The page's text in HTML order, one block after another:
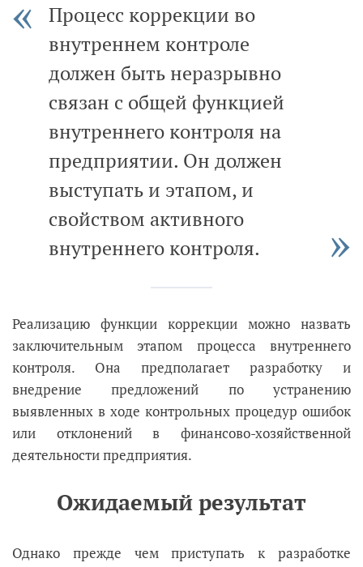
Процесс коррекции во
внутреннем контроле
должен быть неразрывно
связан с общей функцией
внутреннего контроля на
предприятии. Он должен
выступать и этапом, и
свойством активного
внутреннего контроля.
Реализацию функции коррекции можно назвать
заключительным этапом процесса внутреннего
контроля. Она предполагает разработку и
внедрение предложений по устранению
выявленных в ходе контрольных процедур ошибок
или отклонений в финансово-хозяйственной
деятельности предприятия.
Ожидаемый результат
Однако прежде чем приступать к разработке